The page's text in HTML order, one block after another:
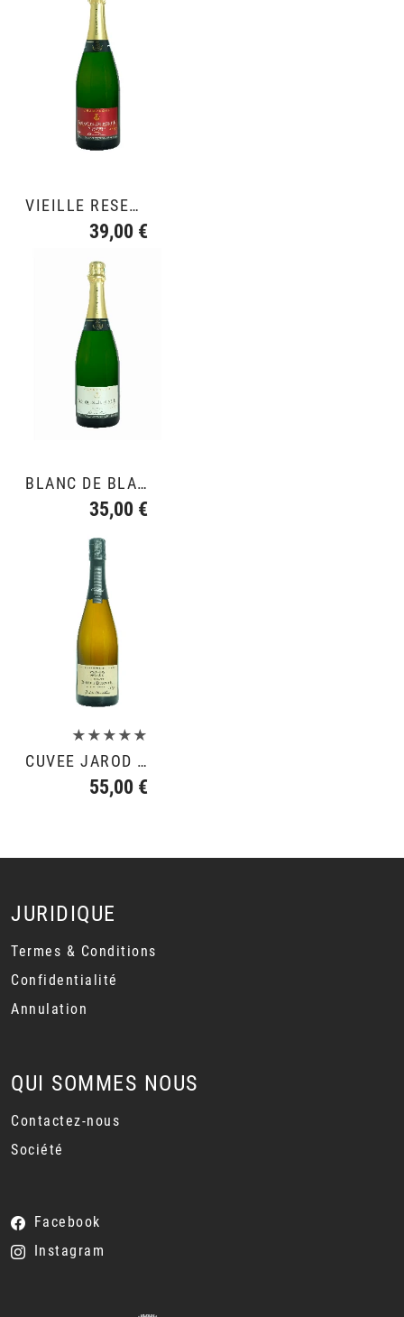
VIEILLE RESERVE
39,00 €
BLANC DE BLANCS GRAND CRU
35,00 €
★★★★★
CUVÉE JAROD 2019 - VINIFICATION BOIS TONNEAUX 228 L
55,00 €
JURIDIQUE
Termes & Conditions
Confidentialité
Annulation
QUI SOMMES NOUS
Contactez-nous
Société
Facebook
Instagram